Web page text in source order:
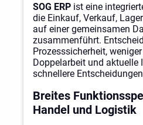
SOG ERP ist eine
die Einkauf, Verkauf,
auf einer gemeinsamen
zusammenführt.
Prozesssicherheit,
Doppelarbeit und
schnellere
Breites
Handel und Logistik